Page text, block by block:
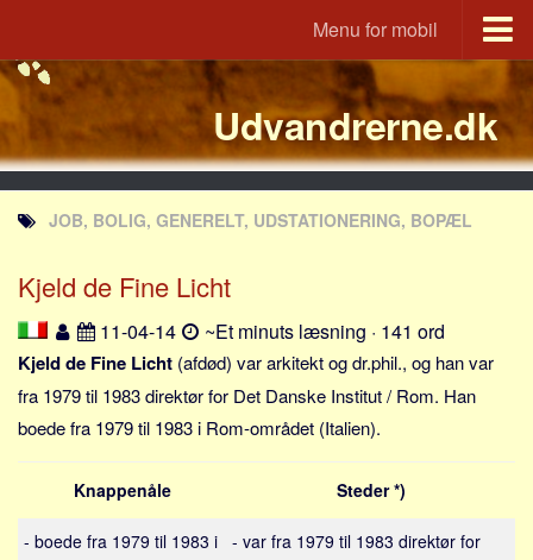
Menu for mobil
Portal
Udvandrerne.dk
Utvandrerne.no
Utvandrarna.se
Tyskland.dk
England.dk
Rusland.dk
JLKM.dk
Lande
Tyrkiet
Spanien
Sverige
Udvandrerne.dk
JOB, BOLIG, GENERELT, UDSTATIONERING, BOPÆL
Kjeld de Fine Licht
11-04-14 ~Et minuts læsning · 141 ord
Kjeld de Fine Licht (afdød) var arkitekt og dr.phil., og han var
fra 1979 til 1983 direktør for Det Danske Institut / Rom. Han
boede fra 1979 til 1983 i Rom-området (Italien).
Knappenåle Steder *)
- boede fra 1979 til 1983 i - var fra 1979 til 1983 direktør for